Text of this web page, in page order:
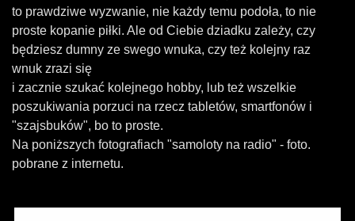
to prawdziwe wyzwanie, nie każdy temu podoła, to nie
proste kopanie piłki. Ale od Ciebie dziadku zależy, czy
będziesz dumny ze swego wnuka, czy też kolejny raz
wnuk zrazi się
i zacznie szukać kolejnego hobby, lub też wszelkie
poszukiwania porzuci na rzecz tabletów, smartfonów i
"szajsbuków", bo to proste.
Na poniższych fotografiach "samoloty na radio" - foto.
pobrane z internetu.